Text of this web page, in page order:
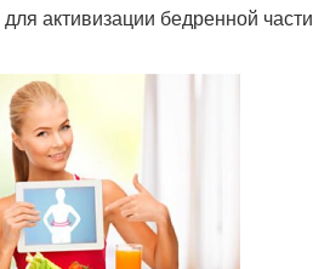
активизации бедренной части